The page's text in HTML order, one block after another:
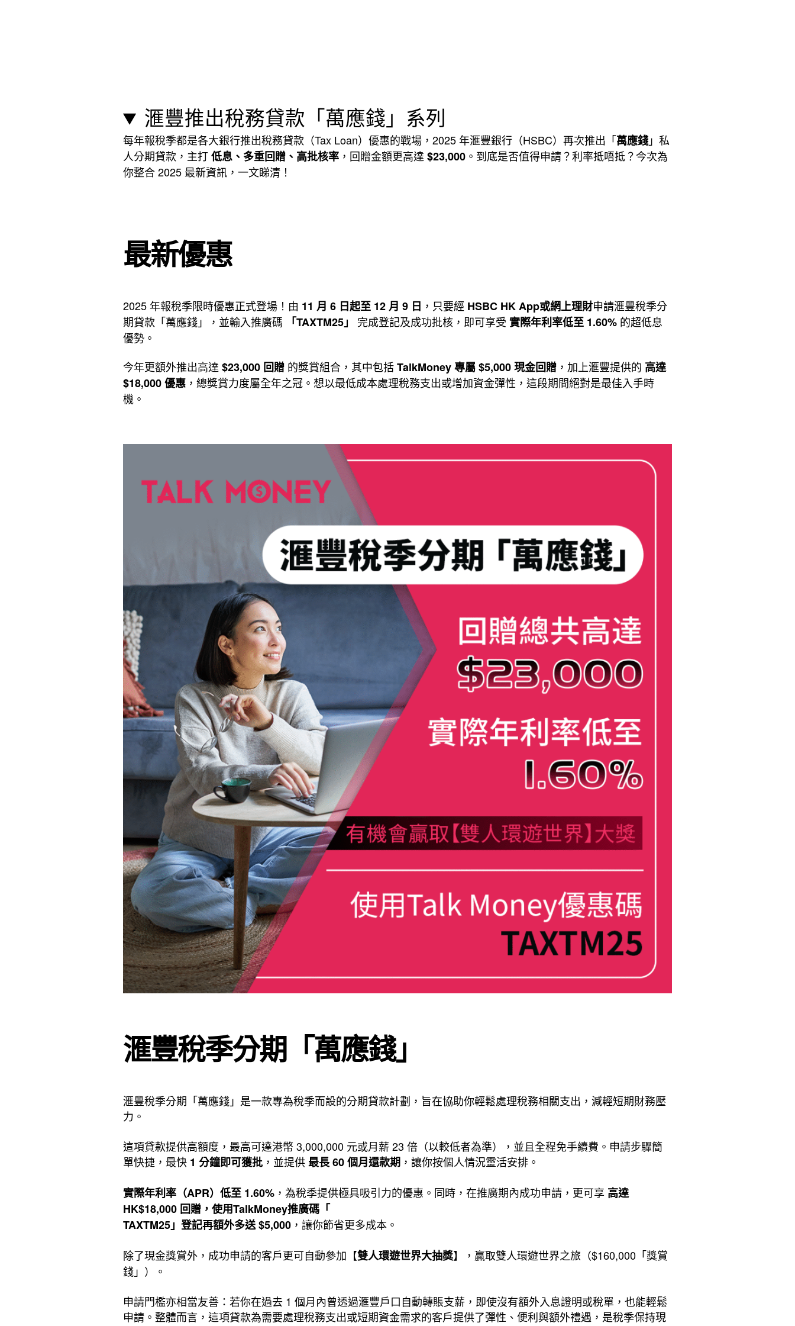
請
「萬
贈〉
中
滙豐推出稅務貸款「萬應錢」系列
每年報稅季都是各大銀行推出稅務貸款（Tax Loan）優惠的戰場，2025 年滙豐銀行（HSBC）再次推出「萬應錢」私
人分期貸款，主打低息、多重回贈、高批核率 ，回贈金額更高達$23,000 。到底是否值得申請？利率抵唔抵？今次為
你整合 2025 最新資訊，一文睇清！
最新優惠
2025 年報稅季限時優惠正式登場！由 11 月 6 日起至 12 月 9 日 ，只要經 HSBC HK App或網上理財申請滙豐稅季分
期貸款「萬應錢」，並輸入推廣碼
「TAXTM25」 完成登記及成功批核，即可享受 實際年利率低至 1.60% 的超低息
優勢。
今年更額外推出高達 $23,000 回贈 的獎賞組合，其中包括TalkMoney 專屬 $5,000 現金回贈 ，加上滙豐提供的 高達
$18,000 優惠 ，總獎賞力度屬全年之冠。想以最低成本處理稅務支出或增加資金彈性，這段期間絕對是最佳入手時
機。
滙豐稅季分期「萬應錢」
滙豐稅季分期「萬應錢」是一款專為稅季而設的分期貸款計劃，旨在協助你輕鬆處理稅務相關支出，減輕短期財務壓
力。
這項貸款提供高額度，最高可達港幣 3,000,000 元或月薪 23 倍（以較低者為準），並且全程免手續費。申請步驟簡
單快捷，最快 1 分鐘即可獲批 ，並提供最長 60 個月還款期 ，讓你按個人情況靈活安排。
實際年利率（APR）低至 1.60% ，為稅季提供極具吸引力的優惠。同時，在推廣期內成功申請，更可享 高達
HK$18,000 回贈，使用TalkMoney推廣碼「
TAXTM25」登記再額外多送 $5,000 ，讓你節省更多成本。
除了現金獎賞外，成功申請的客戶更可自動參加【雙人環遊世界大抽獎】，贏取雙人環遊世界之旅（$160,000「獎賞
錢」）。
申請門檻亦相當友善：若你在過去 1 個月內曾透過滙豐戶口自動轉賬支薪，即使沒有額外入息證明或稅單，也能輕鬆
申請。整體而言，這項貸款為需要處理稅務支出或短期資金需求的客戶提供了彈性、便利與額外禮遇，是稅季保持現